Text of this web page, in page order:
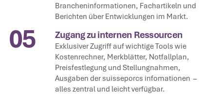
Brancheninformationen, Fachartikeln und
Berichten über Entwicklungen im Markt.
05 Zugang zu internen Ressourcen
Exklusiver Zugriff auf wichtige Tools wie
Kostenrechner, Merkblätter, Notfallplan,
Preisfestlegung und Stellungnahmen,
Ausgaben der suisseporcs infomationen –
alles zentral und leicht verfügbar.